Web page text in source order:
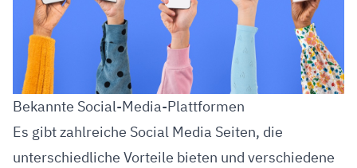
Bekannte Social-Media-Plattformen
Es gibt zahlreiche Social Media Seiten, die
unterschiedliche Vorteile bieten und verschiedene